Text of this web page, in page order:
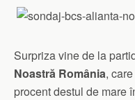
Surpriza vine de la
Noastră România,
procent destul de mare